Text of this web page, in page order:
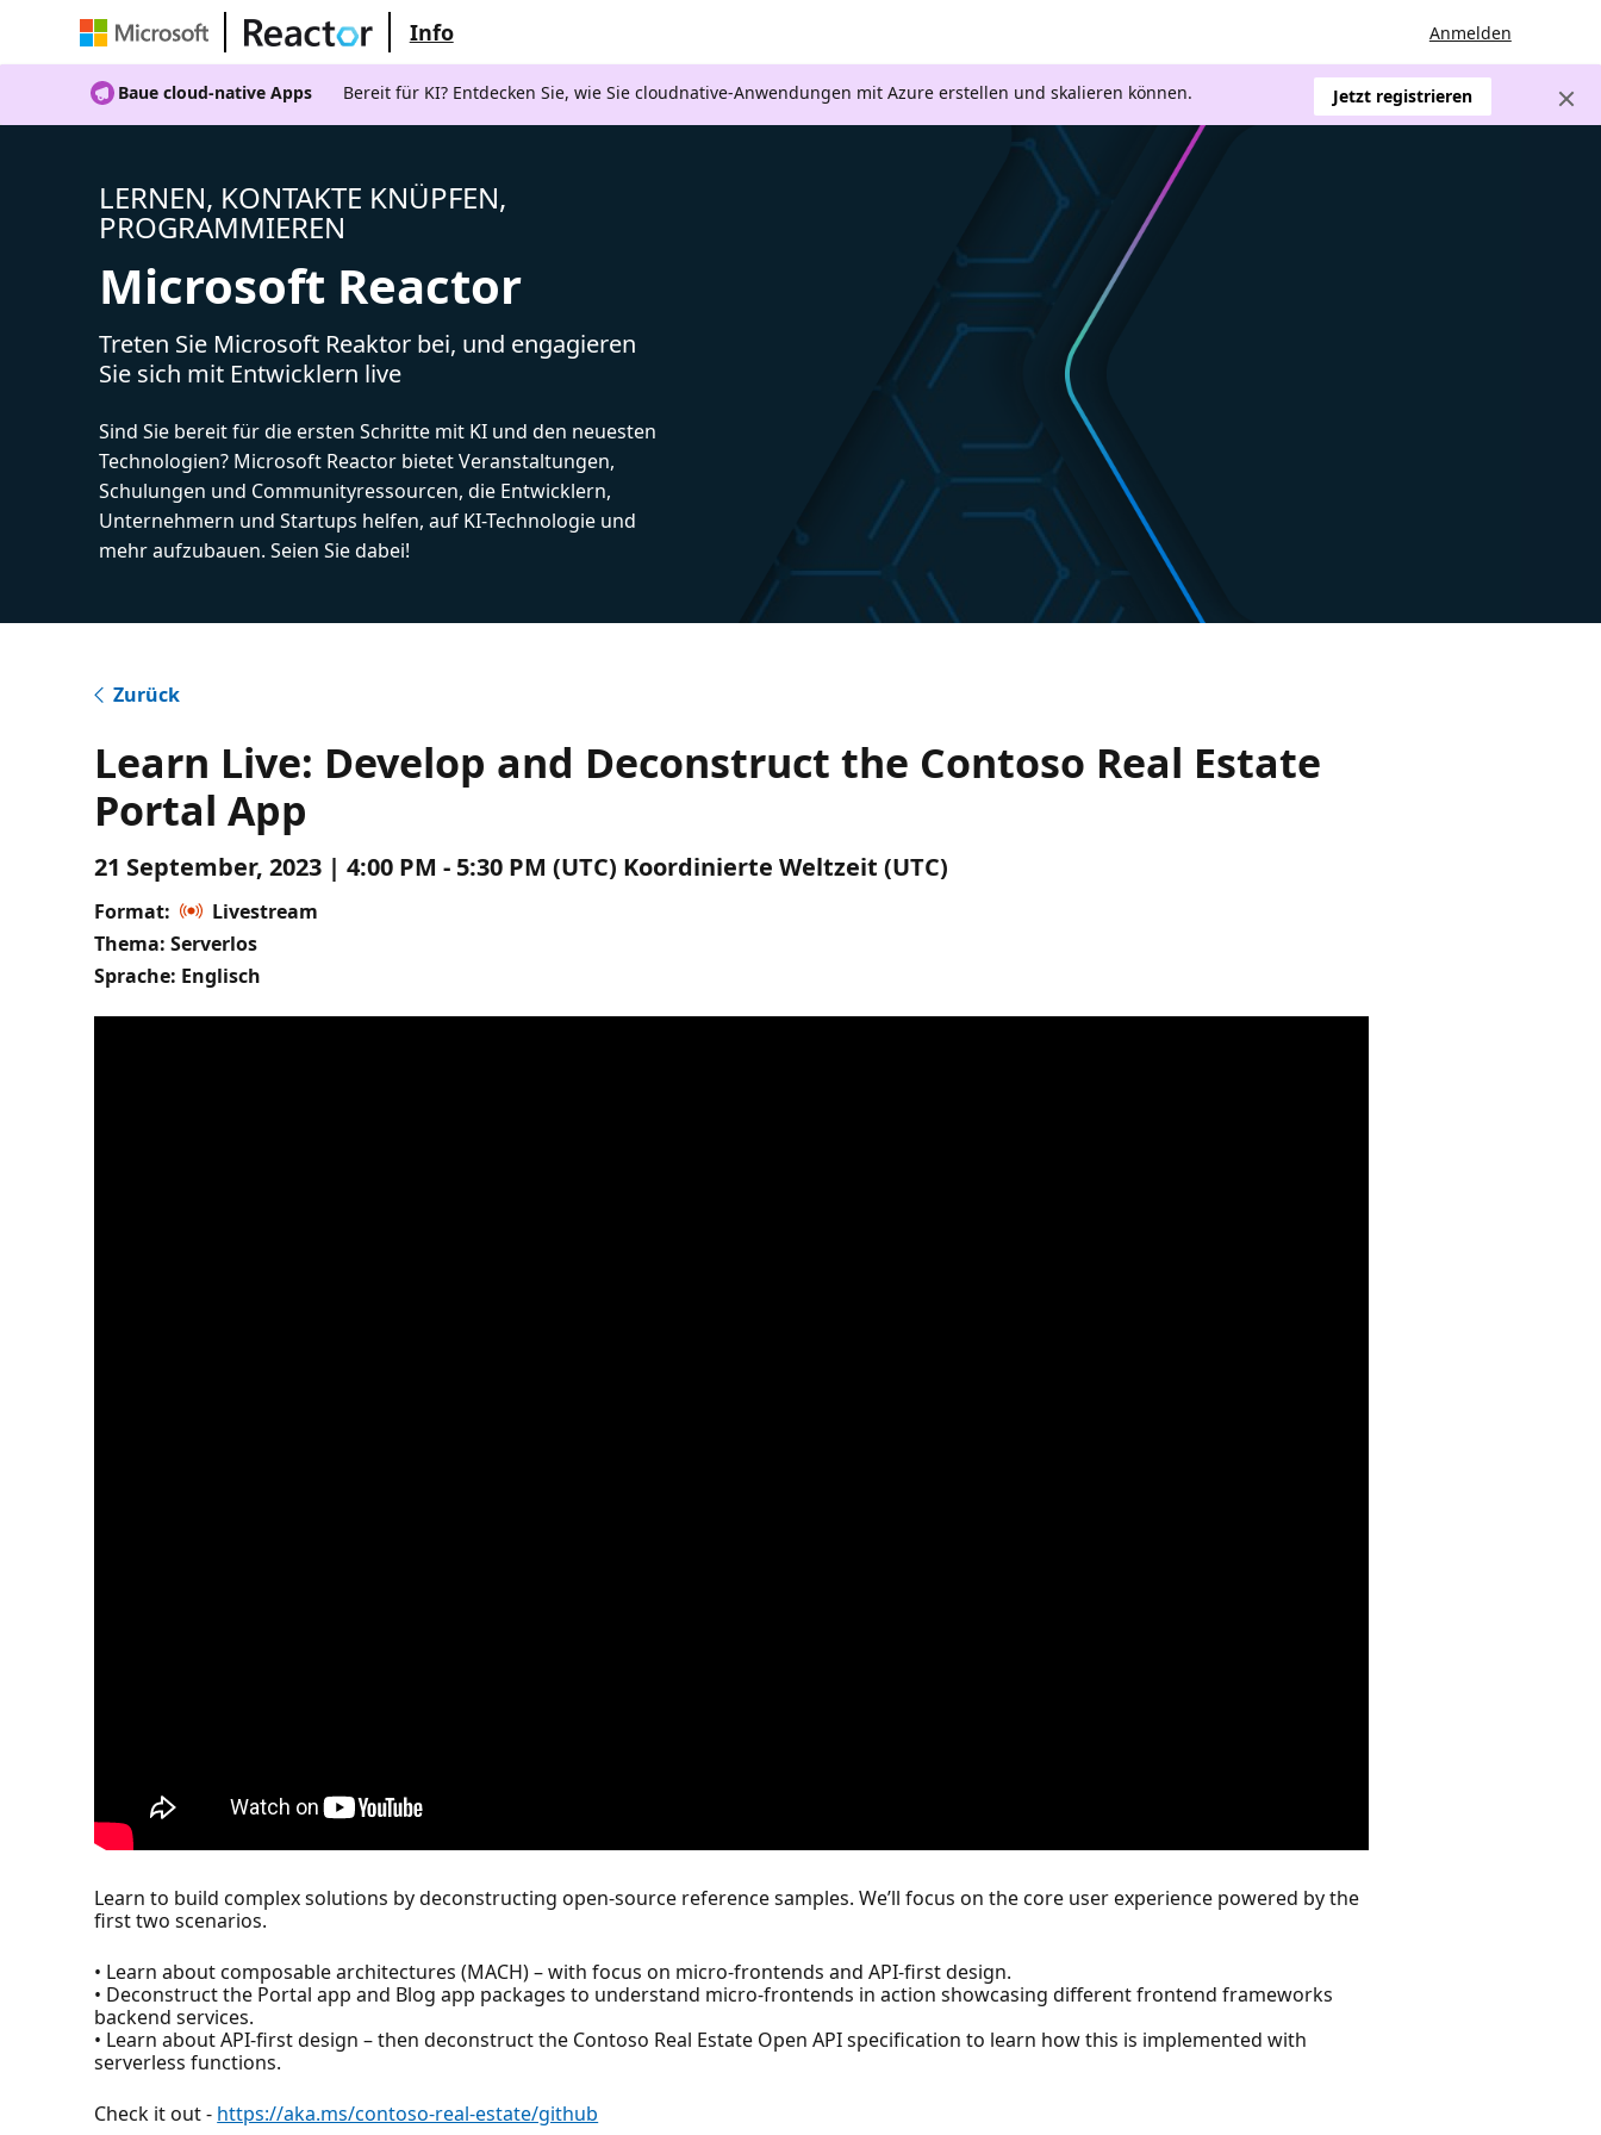
Info Anmelden
Baue cloud-native Apps Bereit für KI? Entdecken Sie, wie Sie cloudnative-Anwendungen mit Azure erstellen und skalieren können. Jetzt registrieren
LERNEN, KONTAKTE KNÜPFEN,
PROGRAMMIEREN
Microsoft Reactor
Treten Sie Microsoft Reaktor bei, und engagieren
Sie sich mit Entwicklern live
Sind Sie bereit für die ersten Schritte mit KI und den neuesten
Technologien? Microsoft Reactor bietet Veranstaltungen,
Schulungen und Communityressourcen, die Entwicklern,
Unternehmern und Startups helfen, auf KI-Technologie und
mehr aufzubauen. Seien Sie dabei!
Zurück
Learn Live: Develop and Deconstruct the Contoso Real Estate
Portal App
21 September, 2023 | 4:00 PM - 5:30 PM (UTC) Koordinierte Weltzeit (UTC)
Format:
Livestream
Thema: Serverlos
Sprache: Englisch
Learn to build complex solutions by deconstructing open-source reference samples. We’ll focus on the core user experience powered by the
first two scenarios.
• Learn about composable architectures (MACH) – with focus on micro-frontends and API-first design.
• Deconstruct the Portal app and Blog app packages to understand micro-frontends in action showcasing different frontend frameworks
backend services.
• Learn about API-first design – then deconstruct the Contoso Real Estate Open API specification to learn how this is implemented with
serverless functions.
Check it out - https://aka.ms/contoso-real-estate/github